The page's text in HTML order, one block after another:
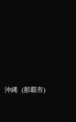
沖縄 那覇市